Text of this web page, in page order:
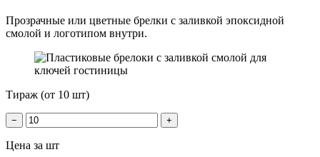
Прозрачные или цветные брелки с заливкой эпоксидной
смолой и логотипом внутри.
Тираж (от 10 шт)
− +
Цена за шт